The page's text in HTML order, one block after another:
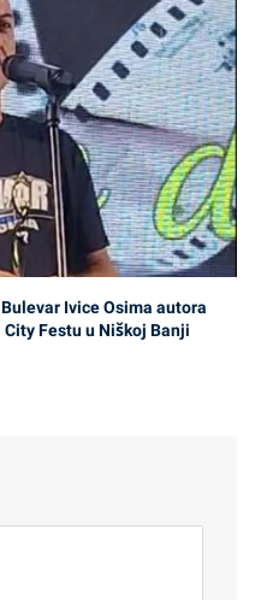
Ivice Osima autora
Festu u Niškoj Banji